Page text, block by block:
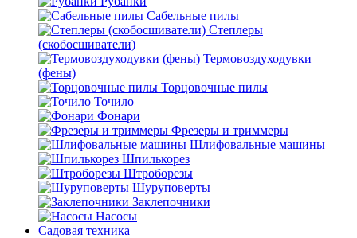
Сабельные пилы
Степлеры
(скобосшиватели)
Термовоздуходувки
(фены)
Торцовочные пилы
Точило
Фонари
Фрезеры и триммеры
Шлифовальные машины
Шпилькорез
Штроборезы
Шуруповерты
Заклепочники
Насосы
Садовая техника